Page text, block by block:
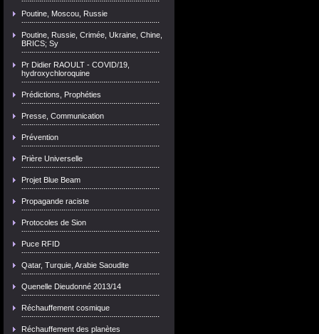
Poutine, Moscou, Russie
Poutine, Russie, Crimée, Ukraine, Chine,
BRICS; Sy
Pr Didier RAOULT - COVID/19,
hydroxychloroquine
Prédictions, Prophéties
Presse, Communication
Prévention
Prière Universelle
Projet Blue Beam
Propagande raciste
Protocoles de Sion
Puce RFID
Qatar, Turquie, Arabie Saoudite
Quenelle Dieudonné 2013/14
Réchauffement cosmique
Réchauffement des planètes